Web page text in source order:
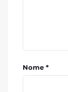
Nome *